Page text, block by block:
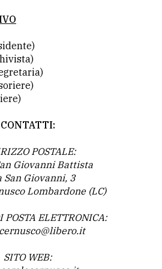
CONTATTI:
POSTALE:
Giovanni Battista
San Giovanni, 3
Lombardone (LC)
POSTA ELETTRONICA:
SITO WEB: